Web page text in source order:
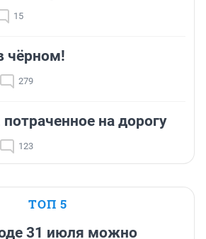
15
чёрном!
279
на дорогу
123
ТОП 5
31 июля можно